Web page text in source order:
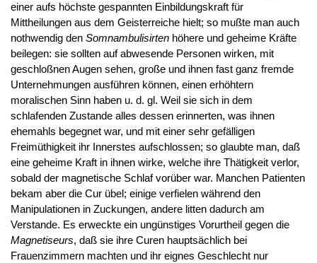
einer aufs höchste gespannten Einbildungskraft für
Mittheilungen aus dem Geisterreiche hielt; so mußte man auch
nothwendig den Somnambulisirtenhöhere und geheime Kräfte
beilegen: sie sollten auf abwesende Personen wirken, mit
geschloßnen Augen sehen, große und ihnen fast ganz fremde
Unternehmungen ausführen können, einen erhöhtern
moralischen Sinn haben u. d. gl. Weil sie sich in dem
schlafenden Zustande alles dessen erinnerten, was ihnen
ehemahls begegnet war, und mit einer sehr gefälligen
Freimüthigkeit ihr Innerstes aufschlossen; so glaubte man, daß
eine geheime Kraft in ihnen wirke, welche ihre Thätigkeit verlor,
sobald der magnetische Schlaf vorüber war. Manchen Patienten
bekam aber die Cur übel; einige verfielen während den
Manipulationen in Zuckungen, andere litten dadurch am
Verstande. Es erweckte ein ungünstiges Vorurtheil gegen die
Magnetiseurs, daß sie ihre Curen hauptsächlich bei
Frauenzimmern machten und ihr eignes Geschlecht nur